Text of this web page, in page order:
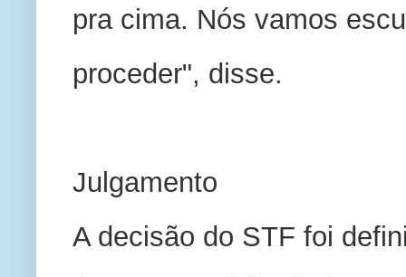
pra cima. Nós vamos
proceder", disse.
Julgamento
A decisão do STF foi